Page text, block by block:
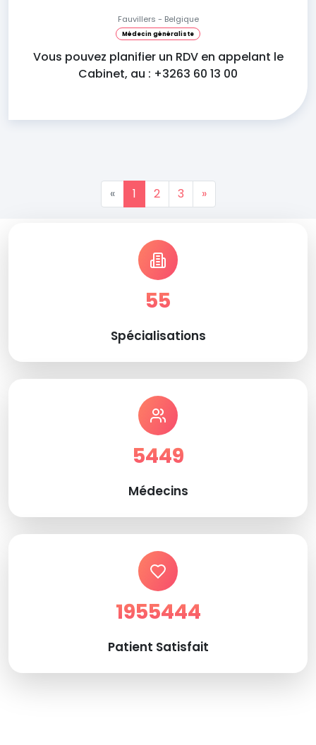
Fauvillers - Belgique
Médecin généraliste
Vous pouvez planifier un RDV en appelant le
Cabinet, au : +3263 60 13 00
« 1 2 3 »
55
Spécialisations
5449
Médecins
1955444
Patient Satisfait